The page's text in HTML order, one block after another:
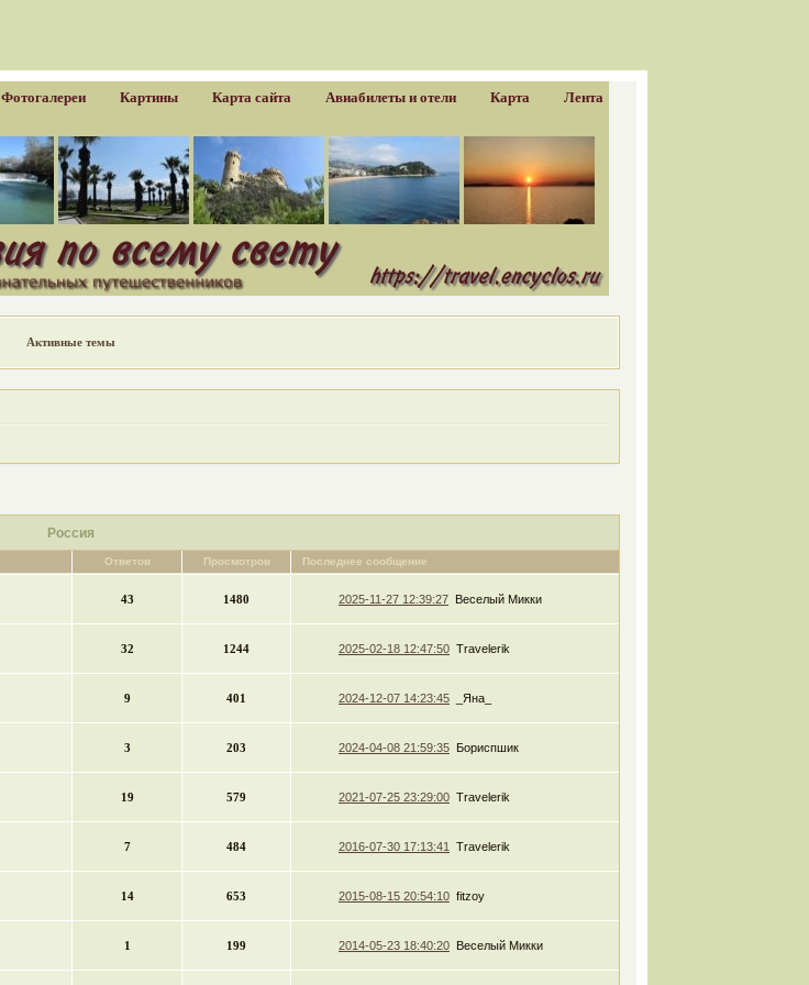
Фотогалереи Картины Карта сайта Авиабилеты и отели Карта Лента
Активные темы
Россия
Ответов Просмотров Последнее сообщение
43 1480 2025-11-27 12:39:27 Веселый Микки
32 1244 2025-02-18 12:47:50 Travelerik
9 401 2024-12-07 14:23:45 _Яна_
3 203 2024-04-08 21:59:35 Бориспшик
19 579 2021-07-25 23:29:00 Travelerik
7 484 2016-07-30 17:13:41 Travelerik
14 653 2015-08-15 20:54:10 fitzoy
1 199 2014-05-23 18:40:20 Веселый Микки